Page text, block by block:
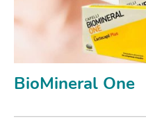
BioMineral One